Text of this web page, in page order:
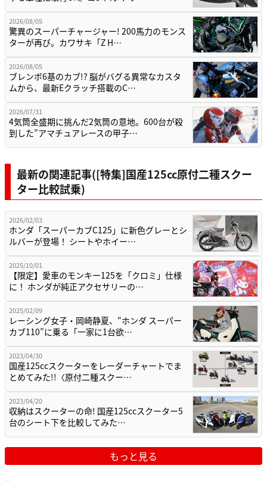
2026/08/05
驚異のスーパーチャージャー! 200馬力のモンス
ターが再び。カワサキ「Z H…
2026/08/05
ブレンボ6基のカブ!? 脳がバグる異常なカスタ
ムから、最新Eクラッチ搭載のC…
2026/07/31
4気筒全盛期に挑んだ2気筒の意地。600台が殺
到した”アマチュアレースの甲子…
最新の関連記事([特集]国産125cc原付二種スクー
ター比較試乗)
2026/02/03
ホンダ「スーパーカブC125」に新色グレーとシ
ルバーが登場！ シートやホイー…
2025/10/01
【限定】愛車のモンキー125を「クロミ」仕様
に！ ホンダが純正アクセサリーの…
2025/02/09
レーシング女子・岡崎静夏、“ホンダ スーパー
カブ110”に乗る「一家に1台欲…
2023/04/30
国産125ccスクーターをレーダーチャートでま
とめてみた!!〈原付二種スクー…
2023/04/20
収納はスクーターの命! 国産125ccスクーター5
台のシート下を比較してみた…
もっと見る